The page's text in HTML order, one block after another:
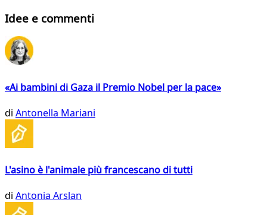
Idee e commenti
«Ai bambini di Gaza il Premio Nobel per la pace»
di Antonella Mariani
L'asino è l'animale più francescano di tutti
di Antonia Arslan